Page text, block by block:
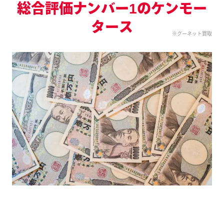
総合評価ナンバー1のケンモー
タース
※グーネット買取